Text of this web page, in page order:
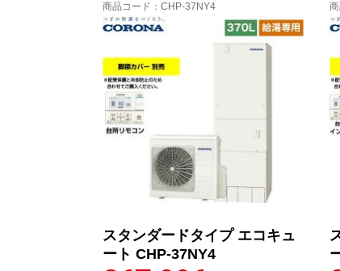
商品コード ：CHP-37NY4
スタンダードタイプ エコキュ
ート CHP-37NY4